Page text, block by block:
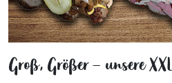
Groß, Größer – unsere